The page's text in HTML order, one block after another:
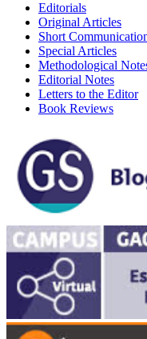
Editorials
Original Articles
Short
Special Articles
Methodological
Editorial Notes
Letters to the Editor
Book Reviews